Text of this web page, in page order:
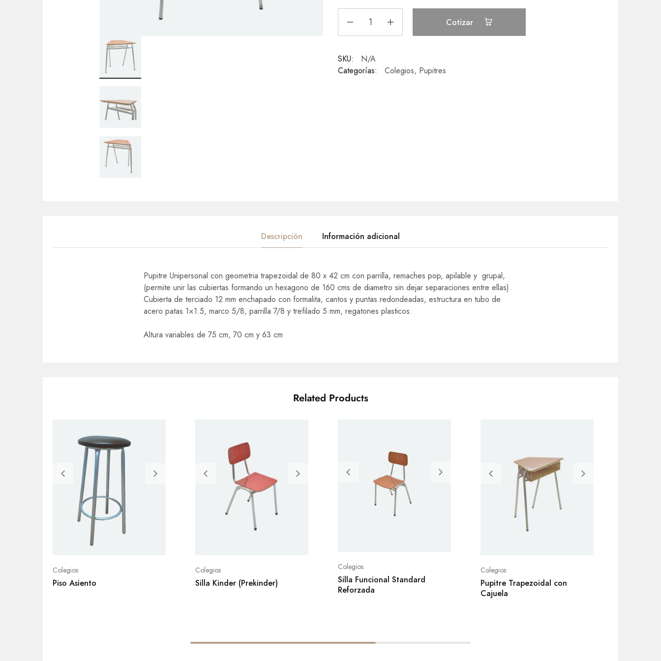
Cotizar
SKU:
N/A
Categorías:
Colegios, Pupitres
Descripción Información adicional
Pupitre Unipersonal con geometria trapezoidal de 80 x 42 cm con parrilla, remaches pop, apilable y grupal,
(permite unir las cubiertas formando un hexagono de 160 cms de diametro sin dejar separaciones entre ellas).
Cubierta de terciado 12 mm enchapado con formalita, cantos y puntas redondeadas, estructura en tubo de
acero patas 1×1.5, marco 5/8, parrilla 7/8 y trefilado 5 mm, regatones plasticos.
Altura variables de 75 cm, 70 cm y 63 cm
Related Products
Colegios
Piso Asiento
Colegios
Silla Kinder (Prekinder)
Colegios
Silla Funcional Standard
Reforzada
Colegios
Pupitre Trapezoidal con
Cajuela